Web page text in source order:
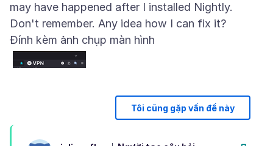
may have happened after I installed Nightly.
Đính kèm ảnh chụp màn hình
Tôi cũng gặp vấn đề này